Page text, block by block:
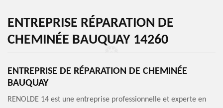
ENTREPRISE RÉPARATION DE
CHEMINÉE BAUQUAY 14260
ENTREPRISE DE RÉPARATION DE CHEMINÉE
BAUQUAY
RENOLDE 14 est une entreprise professionnelle et experte en